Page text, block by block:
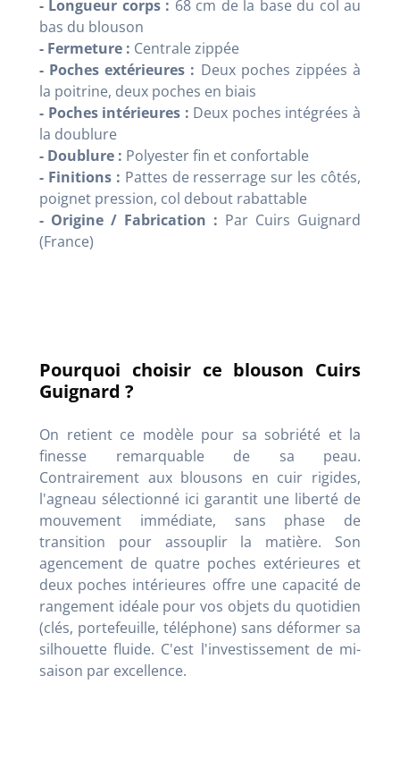
- Longueur corps : 68 cm de la base du col au
bas du blouson
- Fermeture : Centrale zippée
- Poches extérieures : Deux poches zippées à
la poitrine, deux poches en biais
- Poches intérieures : Deux poches intégrées à
la doublure
- Doublure : Polyester fin et confortable
- Finitions : Pattes de resserrage sur les côtés,
poignet pression, col debout rabattable
- Origine / Fabrication : Par Cuirs Guignard
(France)
Pourquoi choisir ce blouson Cuirs
Guignard ?
On retient ce modèle pour sa sobriété et la
finesse remarquable de sa peau.
Contrairement aux blousons en cuir rigides,
l'agneau sélectionné ici garantit une liberté de
mouvement immédiate, sans phase de
transition pour assouplir la matière. Son
agencement de quatre poches extérieures et
deux poches intérieures offre une capacité de
rangement idéale pour vos objets du quotidien
(clés, portefeuille, téléphone) sans déformer sa
silhouette fluide. C'est l'investissement de mi-
saison par excellence.